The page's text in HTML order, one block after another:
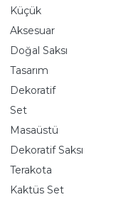
Küçük
Aksesuar
Doğal Saksı
Tasarım
Dekoratif
Set
Masaüstü
Dekoratif Saksı
Terakota
Kaktüs Set